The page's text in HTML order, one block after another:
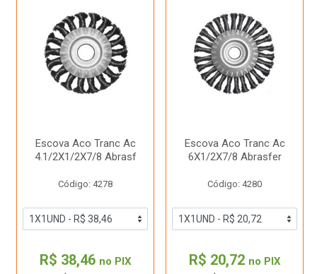
Escova Aco Tranc Ac
4.1/2X1/2X7/8 Abrasf
Código: 4278
R$ 38,46 no PIX
Escova Aco Tranc Ac
6X1/2X7/8 Abrasfer
Código: 4280
R$ 20,72 no PIX